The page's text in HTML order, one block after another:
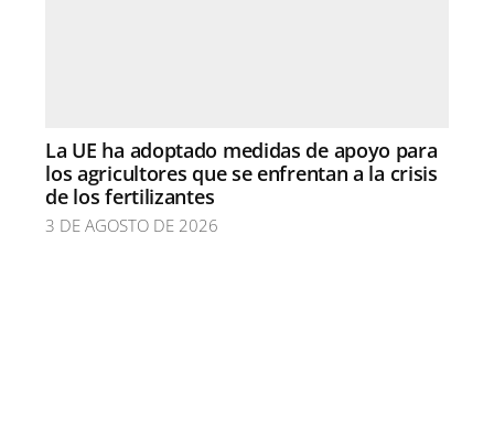
La UE ha adoptado medidas de apoyo para
los agricultores que se enfrentan a la crisis
de los fertilizantes
3 DE AGOSTO DE 2026